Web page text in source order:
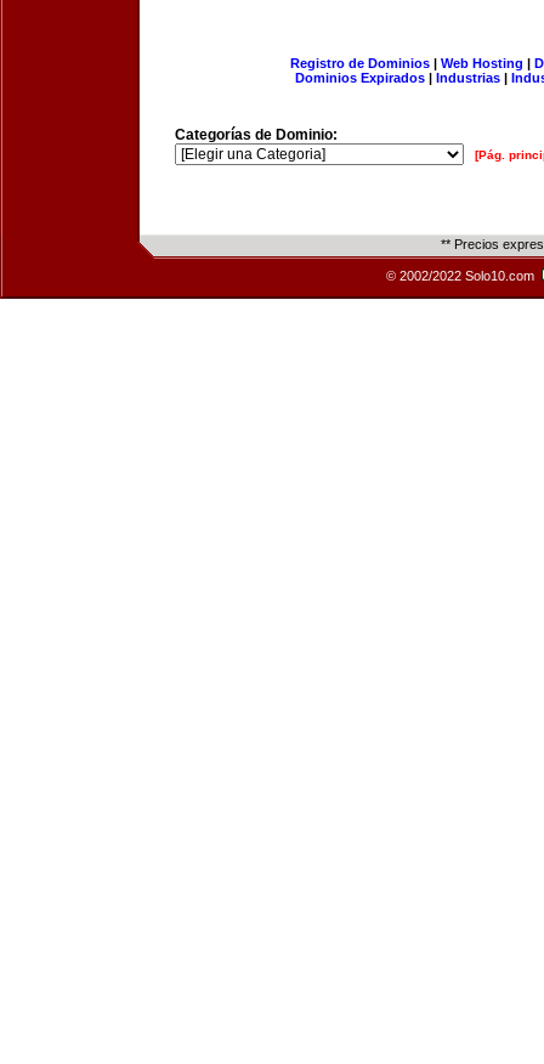
Registro de Dominios| Web Hosting |
Dominios Expirados | Industrias |
Categorías de Dominio:
[Pág.
** Precios
© 2002/2022 Solo10.com